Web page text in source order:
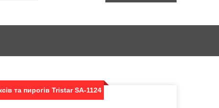
та пирогів Tristar SA-1124